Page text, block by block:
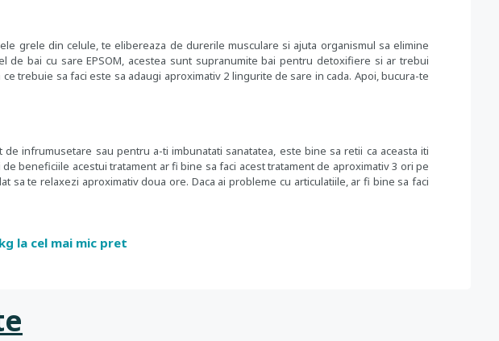
grele din celule, te elibereaza de durerile musculare si ajuta organismul sa elimine
de bai cu sare EPSOM, acestea sunt supranumite bai pentru detoxifiere si ar trebui
trebuie sa faci este sa adaugi aproximativ 2 lingurite de sare in cada. Apoi, bucura-te
de infrumusetare sau pentru a-ti imbunatati sanatatea, este bine sa retii ca aceasta iti
beneficiile acestui tratament ar fi bine sa faci acest tratament de aproximativ 3 ori pe
sa te relaxezi aproximativ doua ore. Daca ai probleme cu articulatiile, ar fi bine sa faci
la cel mai mic pret